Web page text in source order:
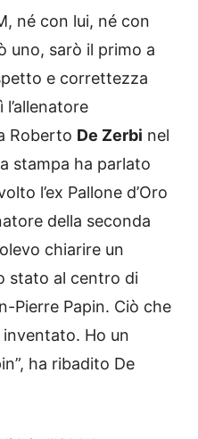
né con lui, né con
uno, sarò il primo a
e correttezza
Roberto De Zerbi nel
stampa ha parlato
l’ex Pallone d’Oro
della seconda
chiarire un
stato al centro di
Pierre Papin. Ciò che
Ho un
ha ribadito De